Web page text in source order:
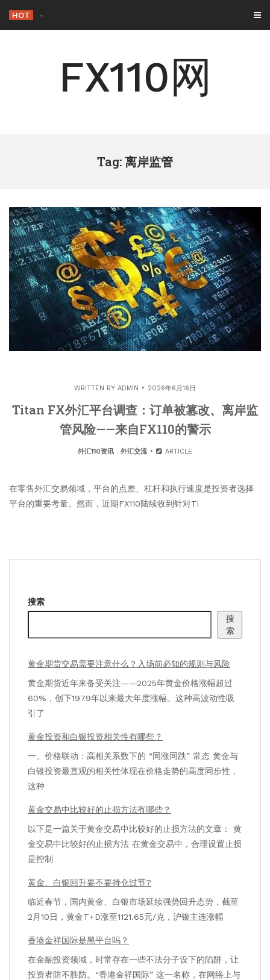
content
HOT 背离与背驰：一字之差，交易逻辑天壤之
FX110网
Tag: 离岸监管
WRITTEN BY ADMIN 2026年6月16日
Titan FX外汇平台调查：订单被篡改、离岸监
管风险——来自FX110的警示
外汇110资讯. 外汇交流 ARTICLE
在零售外汇交易领域，平台的点差、杠杆和执行速度是投资者选择
平台的重要考量。然而，近期FX110陆续收到针对Ti
搜索
搜
索
黄金期货交易需要注意什么？入场前必知的规则与风险
黄金期货近年来备受关注——2025年黄金价格涨幅超过
60%，创下1979年以来最大年度涨幅。这种高波动性吸
引了
黄金投资和白银投资相关性有哪些？
一、价格联动：高相关系数下的 “同涨同跌” 常态 黄金与
白银投资最直观的相关性体现在价格走势的高度同步性，
这种
黄金交易中比较好的止损方法有哪些？
以下是一篇关于黄金交易中比较好的止损方法的文章： 黄
金交易中比较好的止损方法 在黄金交易中，合理设置止损
是控制
黄金、白银回升要不要持仓过节?
临近春节，国内黄金、白银市场延续强势回升态势，截至
2月10日，黄金T+D涨至1121.65元/克，沪银主连涨幅
香港金祥国际是黑平台吗？
在金融投资领域，时常存在一些不法分子设下的陷阱，让
投资者防不胜防。“香港金祥国际” 这一名称，在网络上与